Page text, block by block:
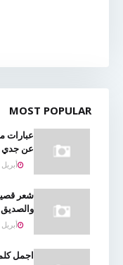
MOST POPULAR
عبارات
عن جدي
أبريل 02, 2017
شعر
والصديق
أبريل 02, 2017
اجمل